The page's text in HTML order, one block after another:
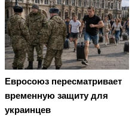
Евросоюз пересматривает
временную защиту для
украинцев